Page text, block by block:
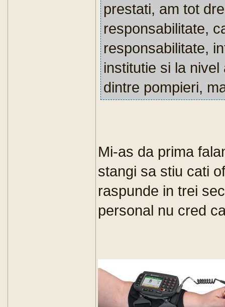
prestati, am tot
responsabilitate,
responsabilitate,
institutie si la
dintre pompieri,
Mi-as da prima
stangi sa stiu cati
raspunde in trei
personal nu cred